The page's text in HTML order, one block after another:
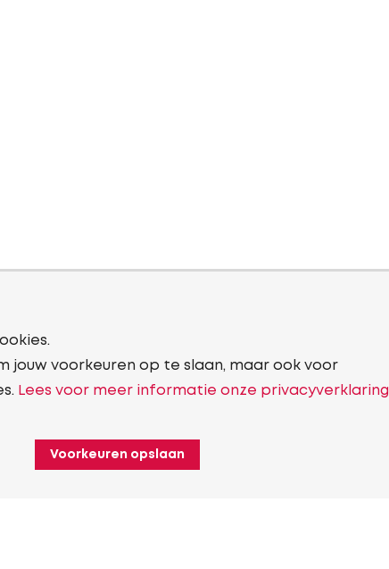
jouw voorkeuren op te slaan, maar ook voor
Lees voor meer informatie onze privacyverklaring
Voorkeuren opslaan